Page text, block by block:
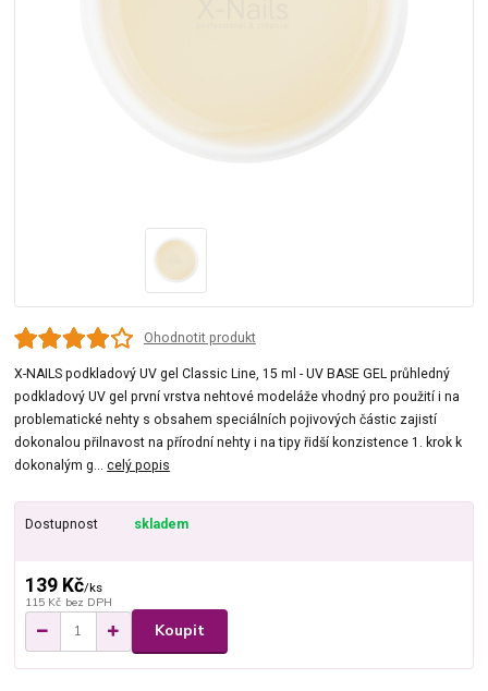
Ohodnotit produkt
X-NAILS podkladový UV gel Classic Line, 15 ml - UV BASE GEL průhledný
podkladový UV gel první vrstva nehtové modeláže vhodný pro použití i na
problematické nehty s obsahem speciálních pojivových částic zajistí
dokonalou přilnavost na přírodní nehty i na tipy řidší konzistence 1. krok k
dokonalým g...celý popis
Dostupnost skladem
139 Kč/ks
115 Kč bez DPH
Koupit